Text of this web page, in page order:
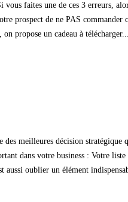
faites une de ces 3 erreurs,
prospect de ne PAS
propose un cadeau à télécharger...
meilleures décision stratégique
dans votre business : Votre
aussi oublier un élément